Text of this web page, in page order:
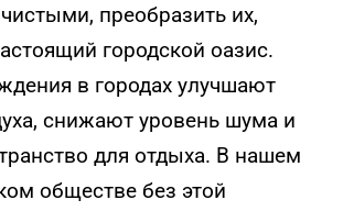
преобразить их,
городской оазис.
в городах улучшают
снижают уровень шума и
для отдыха. В нашем
обществе без этой